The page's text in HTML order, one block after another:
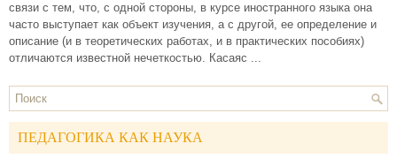
связи с тем, что, с одной стороны, в курсе иностранного языка она
часто выступает как объект изучения, а с другой, ее определение и
описание (и в теоретических работах, и в практических пособиях)
отличаются известной нечеткостью. Касаяс ...
ПЕДАГОГИКА КАК НАУКА